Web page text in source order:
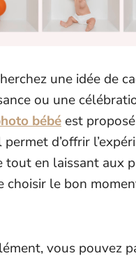
une idée de
ou une
bébé est
permet d’offrir
tout en laissant aux
choisir le bon
vous pouvez